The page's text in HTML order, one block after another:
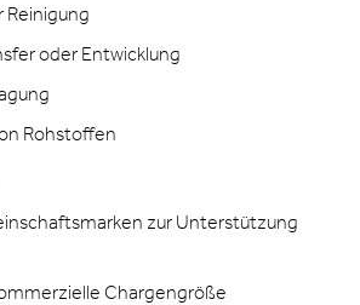
Reinigung
oder Entwicklung
Rohstoffen
zur Unterstützung
Chargengröße